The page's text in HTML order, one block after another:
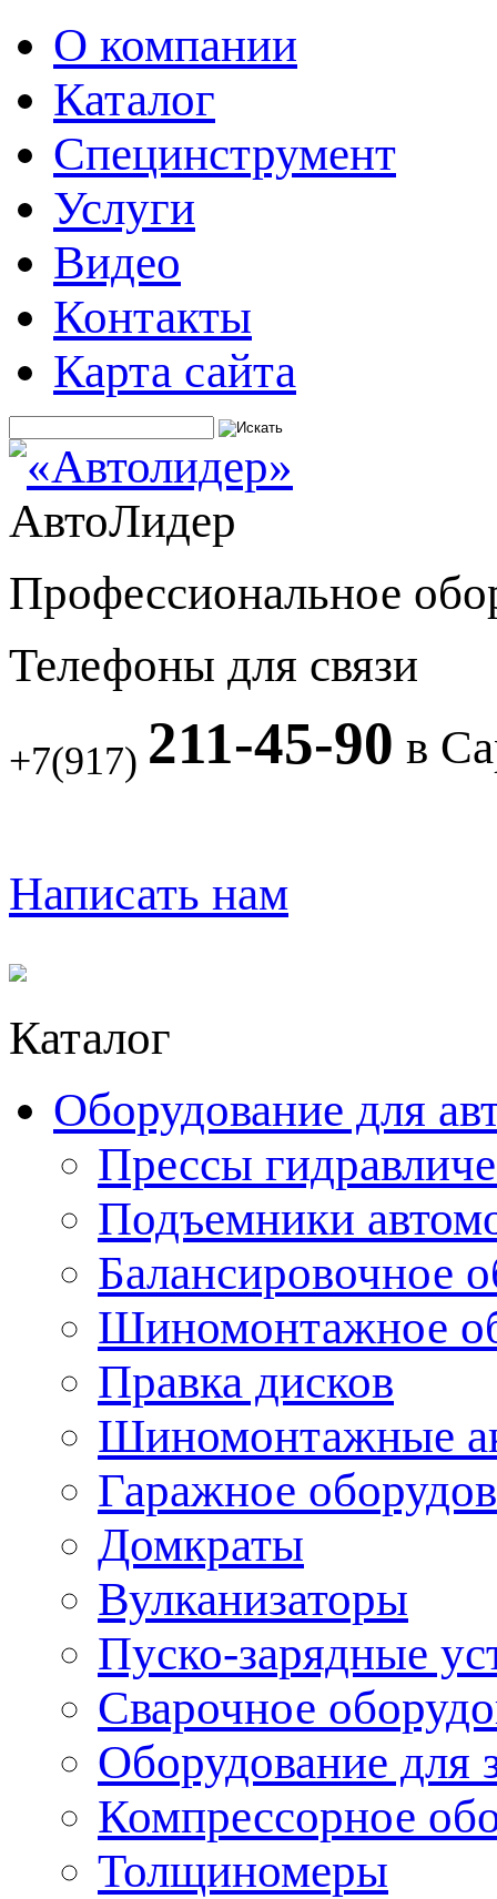
О компании
Каталог
Специнструмент
Услуги
Видео
Контакты
Карта сайта
АвтоЛидер
Профессиональное
Телефоны для связи
+7(917) 211-45-90 в
Написать нам
Каталог
Оборудование для
Прессы
Подъемники
Балансировочное
Шиномонтажное
Правка дисков
Шиномонтажные
Гаражное
Домкраты
Вулканизаторы
Пуско-зарядные
Сварочное
Оборудование для
Компрессорное
Толщиномеры